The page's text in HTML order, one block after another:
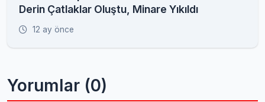
Derin Çatlaklar Oluştu, Minare Yıkıldı
12 ay önce
Yorumlar (0)